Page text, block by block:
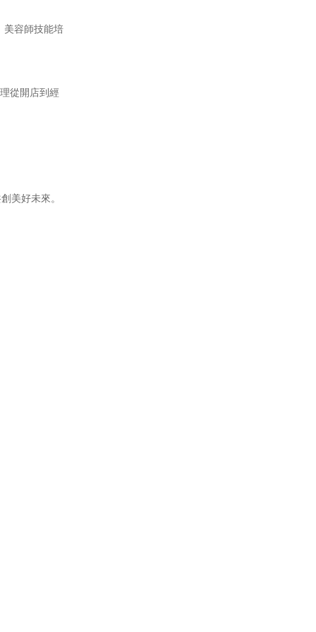
容師技能培
從開店到經
美好未來。